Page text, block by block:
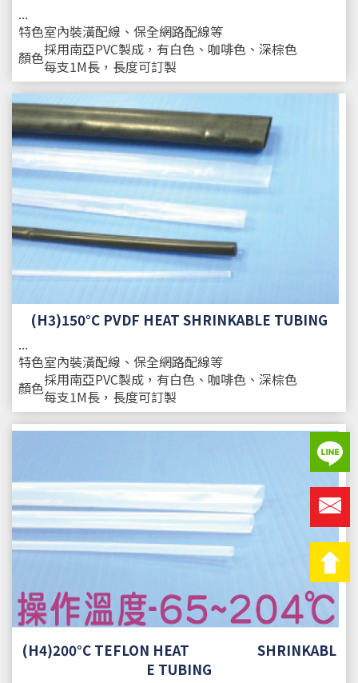
...
特色室內裝潢配線、保全網路配線等
顏色採用南亞PVC製成，有白色、咖啡色、深棕色
每支1M長，長度可訂製
(H3)150°C PVDF HEAT SHRINKABLE TUBING
...
特色室內裝潢配線、保全網路配線等
顏色採用南亞PVC製成，有白色、咖啡色、深棕色
每支1M長，長度可訂製
(H4)200°C TEFLON HEAT SHRINKABL
E TUBING